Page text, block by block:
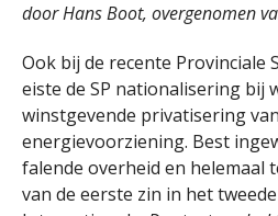
door Hans Boot, overgenomen
Ook bij de recente Provinciale
eiste de SP nationalisering bij
winstgevende privatisering
energievoorziening. Best
falende overheid en helemaal
van de eerste zin in het